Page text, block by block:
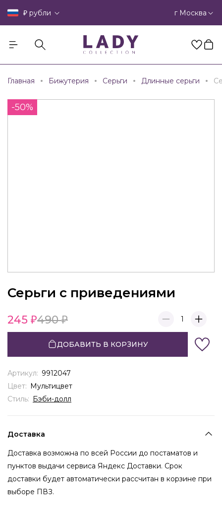
₽ рубли г Москва
Главная Бижутерия Серьги Длинные серьги
-50%
Серьги с приведениями
245 490 1
ДОБАВИТЬ В КОРЗИНУ
Артикул: 9912047
Цвет: Мультицвет
Стиль: Бэби-долл
Доставка
Доставка возможна по всей России до постаматов и
пунктов выдачи сервиса Яндекс Доставки. Срок
доставки будет автоматически рассчитан в корзине при
выборе ПВЗ.